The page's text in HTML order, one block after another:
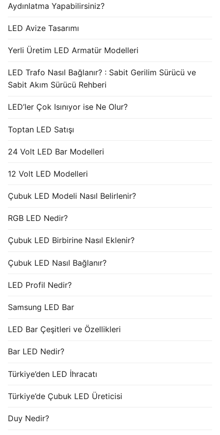
Aydınlatma Yapabilirsiniz?
LED Avize Tasarımı
Yerli Üretim LED Armatür Modelleri
LED Trafo Nasıl Bağlanır? : Sabit Gerilim Sürücü ve
Sabit Akım Sürücü Rehberi
LED’ler Çok Isınıyor ise Ne Olur?
Toptan LED Satışı
24 Volt LED Bar Modelleri
12 Volt LED Modelleri
Çubuk LED Modeli Nasıl Belirlenir?
RGB LED Nedir?
Çubuk LED Birbirine Nasıl Eklenir?
Çubuk LED Nasıl Bağlanır?
LED Profil Nedir?
Samsung LED Bar
LED Bar Çeşitleri ve Özellikleri
Bar LED Nedir?
Türkiye’den LED İhracatı
Türkiye’de Çubuk LED Üreticisi
Duy Nedir?